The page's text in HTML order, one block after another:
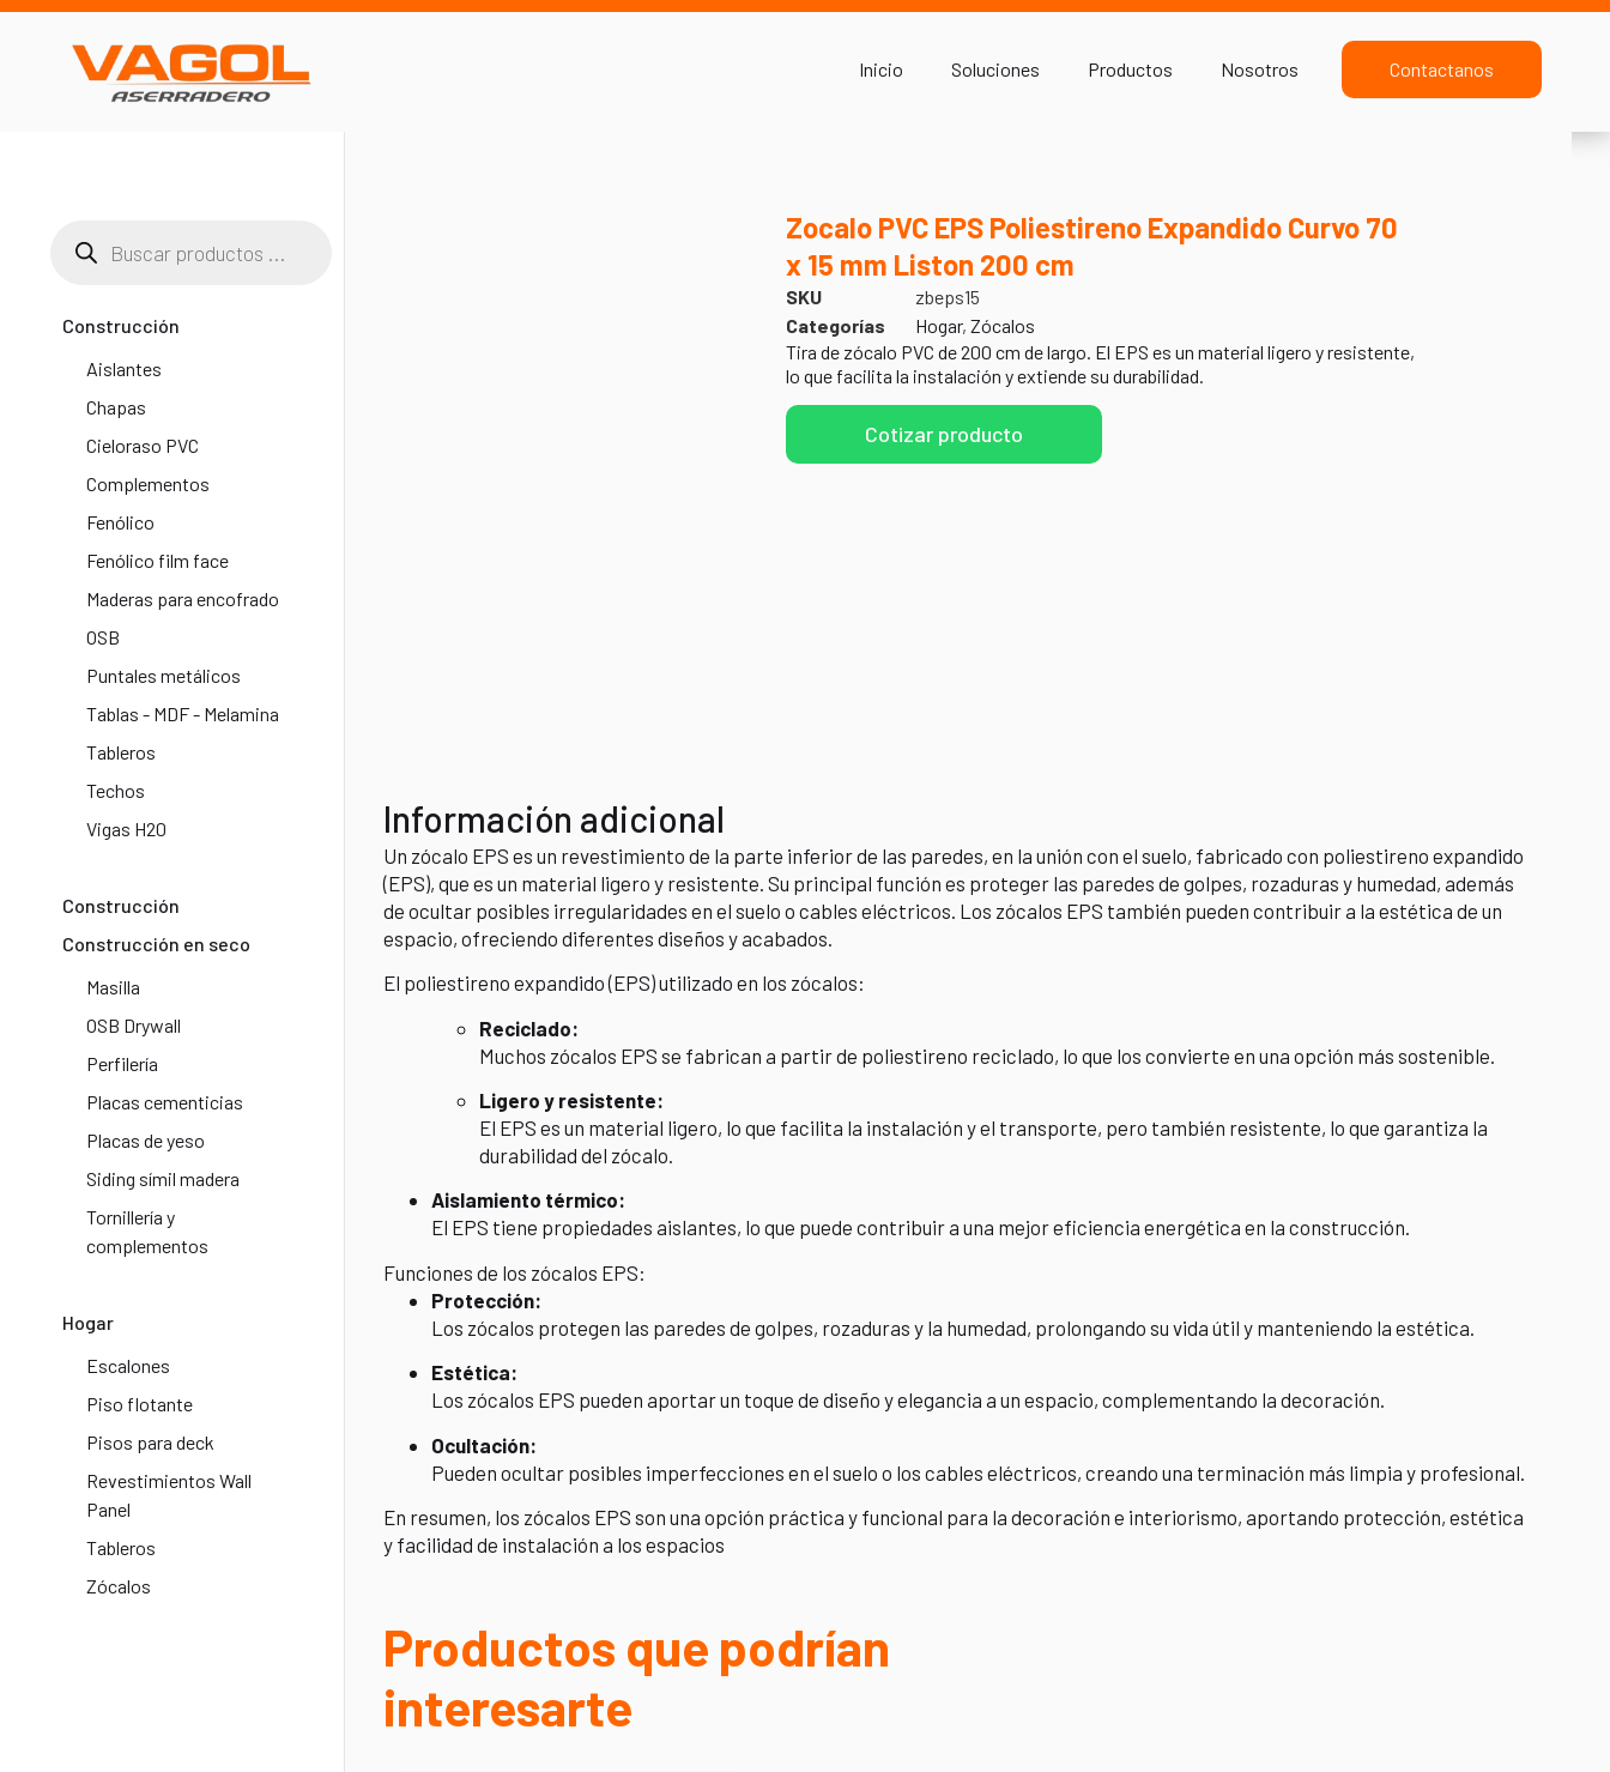
Inicio Soluciones Productos Nosotros Contactanos
Construcción
Aislantes
Chapas
Cieloraso PVC
Complementos
Fenólico​
Fenólico film face​
Maderas para encofrado
OSB
Puntales metálicos
Tablas - MDF - Melamina
Tableros
Techos
Vigas H20​
Construcción
Construcción en seco
Masilla
OSB Drywall
Perfilería
Placas cementicias
Placas de yeso
Siding símil madera
Tornillería y
complementos
Hogar
Escalones
Piso flotante
Pisos para deck
Revestimientos Wall
Panel
Tableros
Zócalos
Zocalo PVC EPS Poliestireno Expandido Curvo 70
x 15 mm Liston 200 cm
SKU
zbeps15
Categorías
Hogar, Zócalos
Tira de zócalo PVC de 200 cm de largo. El EPS es un material ligero y resistente,
lo que facilita la instalación y extiende su durabilidad.
Cotizar producto
Información adicional
Un zócalo EPS es un revestimiento de la parte inferior de las paredes, en la unión con el suelo, fabricado con poliestireno expandido
(EPS), que es un material ligero y resistente. Su principal función es proteger las paredes de golpes, rozaduras y humedad, además
de ocultar posibles irregularidades en el suelo o cables eléctricos. Los zócalos EPS también pueden contribuir a la estética de un
espacio, ofreciendo diferentes diseños y acabados.
El poliestireno expandido (EPS) utilizado en los zócalos:
Reciclado:
Muchos zócalos EPS se fabrican a partir de poliestireno reciclado, lo que los convierte en una opción más sostenible.
Ligero y resistente:
El EPS es un material ligero, lo que facilita la instalación y el transporte, pero también resistente, lo que garantiza la
durabilidad del zócalo.
Aislamiento térmico:
El EPS tiene propiedades aislantes, lo que puede contribuir a una mejor eficiencia energética en la construcción.
Funciones de los zócalos EPS:
Protección:
Los zócalos protegen las paredes de golpes, rozaduras y la humedad, prolongando su vida útil y manteniendo la estética.
Estética:
Los zócalos EPS pueden aportar un toque de diseño y elegancia a un espacio, complementando la decoración.
Ocultación:
Pueden ocultar posibles imperfecciones en el suelo o los cables eléctricos, creando una terminación más limpia y profesional.
En resumen, los zócalos EPS son una opción práctica y funcional para la decoración e interiorismo, aportando protección, estética
y facilidad de instalación a los espacios
Productos que podrían
interesarte